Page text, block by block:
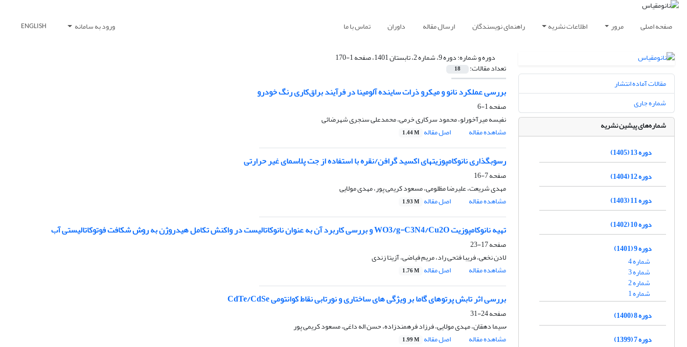
صفحه اصلی مرور اطلاعات نشریه راهنمای نویسندگان ارسال مقاله داوران تماس با ما ورود به سامانه ENGLISH
دوره و شماره:دوره 9، شماره 2، تابستان 1401، صفحه 1-170
تعداد مقالات: 18
بررسی عملکرد نانو و میکرو ذرات ساینده آلومینا در فرآیند براق‌کاری رنگ خودرو
صفحه1-6
نفیسه میرآخورلو، محمود سرکاری خرمی، محمدعلی سنجری شهرضائی
مشاهده مقاله
اصل مقاله 1.44 M
رسوب‏گذاری نانوکامپوزیت‏های اکسید گرافن/نقره با استفاده از جت پلاسمای غیر حرارتی
صفحه7-16
مهدی شریعت، علیرضا مظلومی، مسعود کریمی پور، مهدی مولایی
مشاهده مقاله
اصل مقاله 1.93 M
تهیه نانوکامپوزیت WO3/g-C3N4/Cu2O و بررسی کاربرد آن به عنوان نانوکاتالیست در واکنش تکامل هیدروژن به روش شکافت فوتوکاتالیستی آب
صفحه17-23
لادن نخعی، فریبا فتحی راد، مریم فیاضی، آزیتا زندی
مشاهده مقاله
اصل مقاله 1.76 M
بررسی اثر تابش پرتوهای گاما بر ویژگی های ساختاری و نورتابی نقاط کوانتومی CdTe/CdSe
صفحه24-31
ُسیما دهقان، مهدی مولایی، فرزاد فرهمندزاده، حسن اله داغی، مسعود کریمی پور
مشاهده مقاله
اصل مقاله 1.99 M
مقالات آماده انتشار
شماره جاری
شماره‌های پیشین نشریه
دوره 13 (1405)
دوره 12 (1404)
دوره 11 (1403)
دوره 10 (1402)
دوره 9 (1401)
شماره 4
شماره 3
شماره 2
شماره 1
دوره 8 (1400)
دوره 7 (1399)